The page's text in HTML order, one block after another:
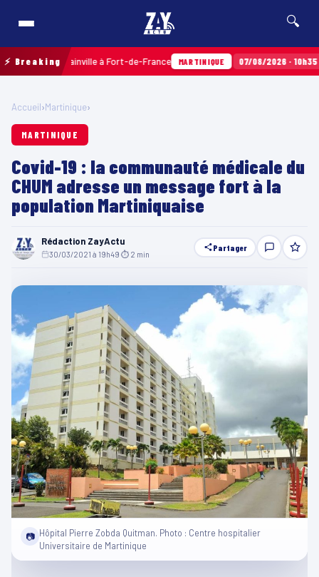
🔍
⚡ BreakingSainville à Fort-de-France MARTINIQUE 07/08/2026 · 10h35
Accueil›Martinique›
MARTINIQUE
Covid-19 : la communauté médicale du
CHUM adresse un message fort à la
population Martiniquaise
Rédaction ZayActu
30/03/2021 à 19h49 ⏱ 2 min
Partager
📷 Hôpital Pierre Zobda Quitman. Photo : Centre hospitalier
Universitaire de Martinique